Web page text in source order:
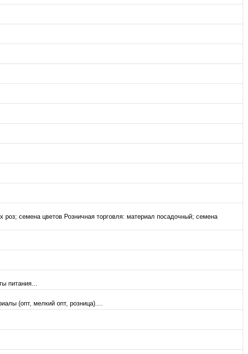
семена цветов Розничная торговля: материал посадочный; семена
питания...
(опт, мелкий опт, розница)....